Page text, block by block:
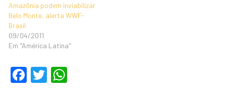
Amazônia podem inviabilizar
Belo Monte, alerta WWF-
Brasil
09/04/2011
Em "América Latina"
F
T